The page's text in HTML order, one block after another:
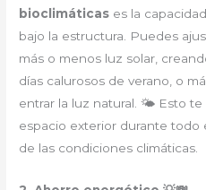
bioclimáticas es la
bajo la estructura. Puedes
más o menos luz solar,
días calurosos de verano, o
entrar la luz natural. 🌤 Esto
espacio exterior durante
de las condiciones climáticas.